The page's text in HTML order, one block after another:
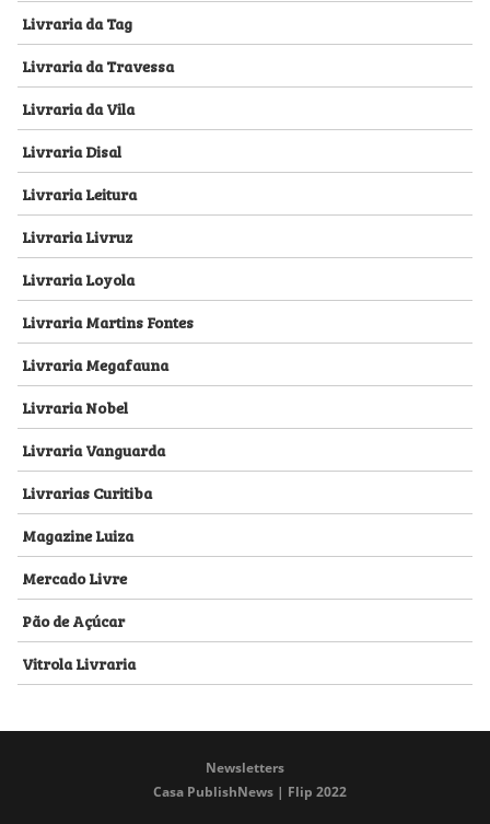
Livraria da Tag
Livraria da Travessa
Livraria da Vila
Livraria Disal
Livraria Leitura
Livraria Livruz
Livraria Loyola
Livraria Martins Fontes
Livraria Megafauna
Livraria Nobel
Livraria Vanguarda
Livrarias Curitiba
Magazine Luiza
Mercado Livre
Pão de Açúcar
Vitrola Livraria
Newsletters
Casa PublishNews | Flip 2022